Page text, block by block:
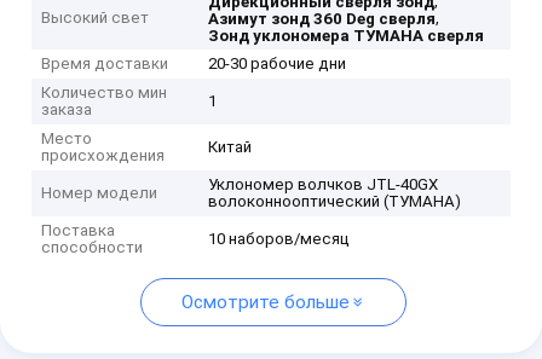
Высокий свет
Азимут зонд 360 Deg сверля,
Зонд уклономера ТУМАНА сверля
Время доставки
20-30 рабочие дни
Количество мин
заказа
1
Место
происхождения
Китай
Номер модели
Уклономер волчков JTL-40GX
волоконнооптический (ТУМАНА)
Поставка
способности
10 наборов/месяц
Осмотрите больше